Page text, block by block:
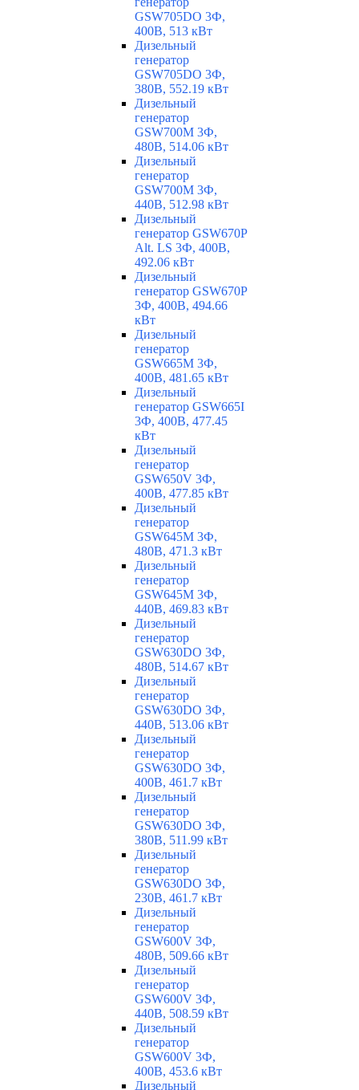
GSW705DO 3Ф,
400В, 513 кВт
Дизельный
генератор
GSW705DO 3Ф,
380В, 552.19 кВт
Дизельный
генератор
GSW700M 3Ф,
480В, 514.06 кВт
Дизельный
генератор
GSW700M 3Ф,
440В, 512.98 кВт
Дизельный
генератор GSW670P
Alt. LS 3Ф, 400В,
492.06 кВт
Дизельный
генератор GSW670P
3Ф, 400В, 494.66
кВт
Дизельный
генератор
GSW665M 3Ф,
400В, 481.65 кВт
Дизельный
генератор GSW665I
3Ф, 400В, 477.45
кВт
Дизельный
генератор
GSW650V 3Ф,
400В, 477.85 кВт
Дизельный
генератор
GSW645M 3Ф,
480В, 471.3 кВт
Дизельный
генератор
GSW645M 3Ф,
440В, 469.83 кВт
Дизельный
генератор
GSW630DO 3Ф,
480В, 514.67 кВт
Дизельный
генератор
GSW630DO 3Ф,
440В, 513.06 кВт
Дизельный
генератор
GSW630DO 3Ф,
400В, 461.7 кВт
Дизельный
генератор
GSW630DO 3Ф,
380В, 511.99 кВт
Дизельный
генератор
GSW630DO 3Ф,
230В, 461.7 кВт
Дизельный
генератор
GSW600V 3Ф,
480В, 509.66 кВт
Дизельный
генератор
GSW600V 3Ф,
440В, 508.59 кВт
Дизельный
генератор
GSW600V 3Ф,
400В, 453.6 кВт
Дизельный